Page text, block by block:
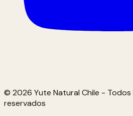
© 2026 Yute Natural Chile -
reservados